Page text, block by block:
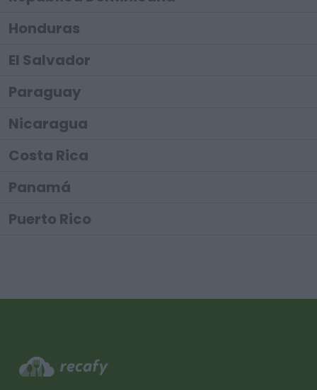
Honduras
El Salvador
Paraguay
Nicaragua
Costa Rica
Panamá
Puerto Rico